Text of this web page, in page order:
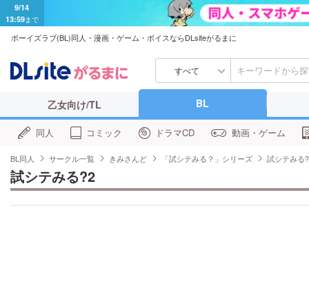
9/14
13:59まで
ボーイズラブ(BL)同人・漫画・ゲーム・ボイスならDLsiteがるまに
すべて
乙女向け/TL BL
同人 コミック ドラマCD 動画・ゲーム
BL同人 サークル一覧 きみさんど 「試シテみる？」シリーズ 試シテみる
試シテみる?2